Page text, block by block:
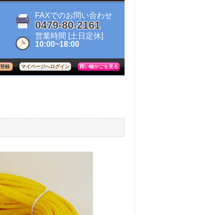
FAXでのお問い合わせ
0479-80-2161
営業時間 [土日定休]
10:00~18:00
録 マイページへログイン 買い物かごを見る